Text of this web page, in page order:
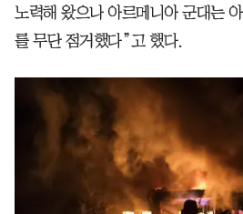
노력해 왔으나 아르메니아 군대는
를 무단 점거했다”고 했다.